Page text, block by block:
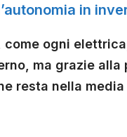
in
come ogni
ma grazie alla
resta nella